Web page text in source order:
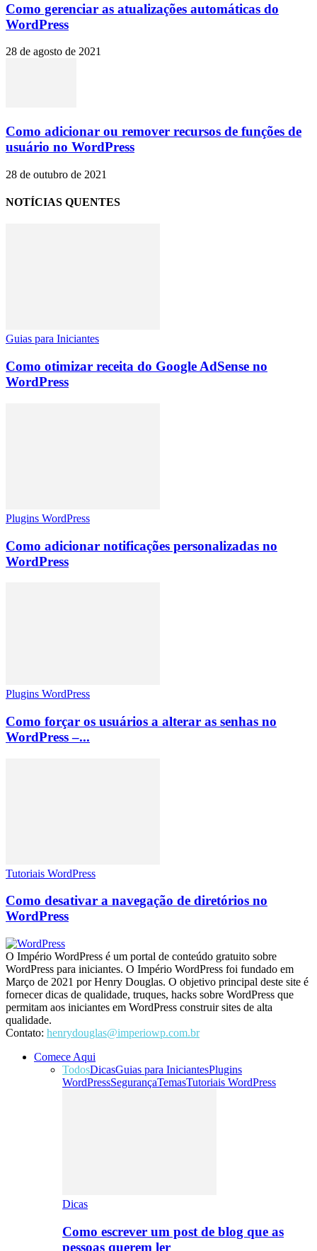
Como gerenciar as atualizações automáticas do
WordPress
28 de agosto de 2021
Como adicionar ou remover recursos de funções de
usuário no WordPress
28 de outubro de 2021
NOTÍCIAS QUENTES
Guias para Iniciantes
Como otimizar receita do Google AdSense no
WordPress
Plugins WordPress
Como adicionar notificações personalizadas no
WordPress
Plugins WordPress
Como forçar os usuários a alterar as senhas no
WordPress –...
Tutoriais WordPress
Como desativar a navegação de diretórios no
WordPress
O Império WordPress é um portal de conteúdo gratuito sobre
WordPress para iniciantes. O Império WordPress foi fundado em
Março de 2021 por Henry Douglas. O objetivo principal deste site é
fornecer dicas de qualidade, truques, hacks sobre WordPress que
permitam aos iniciantes em WordPress construir sites de alta
qualidade.
Contato: henrydouglas@imperiowp.com.br
Comece Aqui
TodosDicasGuias para IniciantesPlugins
WordPressSegurançaTemasTutoriais WordPress
Dicas
Como escrever um post de blog que as
pessoas querem ler